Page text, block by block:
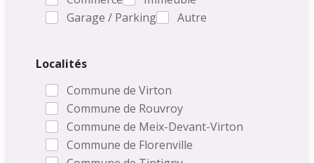
Garage / Parking
Autre
Localités
Commune de Virton
Commune de Rouvroy
Commune de Meix-Devant-Virton
Commune de Florenville